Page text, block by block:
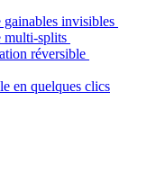
invisibles
multi-splits
réversible
en quelques clics